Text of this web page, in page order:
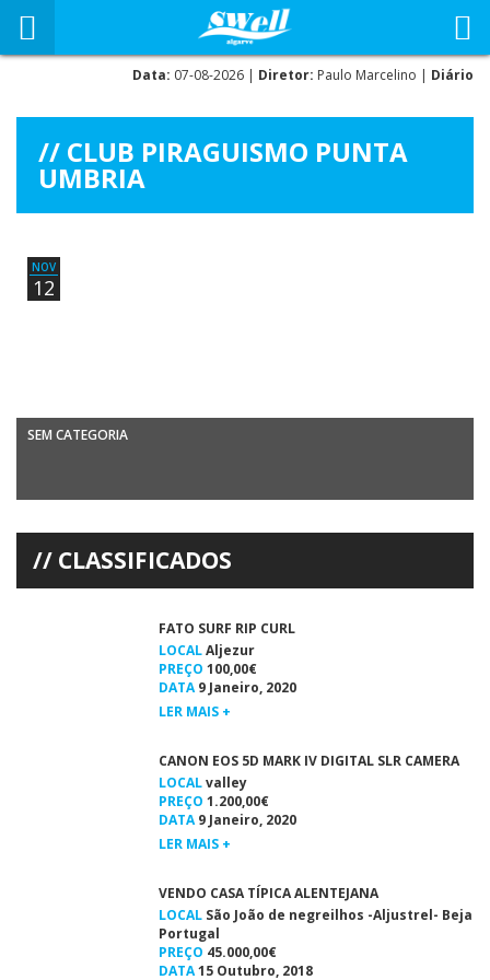
Data: 07-08-2026 | Diretor: Paulo Marcelino | Diário
CLUB PIRAGUISMO PUNTA
UMBRIA
NOV
12
SEM CATEGORIA
Canoagem – XV Subida Internacional do Arade DUELO IBÉRICO NO
Marcelino) […]
CLASSIFICADOS
FATO SURF RIP CURL
LOCALAljezur
PREÇO 100,00€
DATA9 Janeiro, 2020
LER MAIS +
CANON EOS 5D MARK IV DIGITAL SLR CAMERA
LOCALvalley
PREÇO 1.200,00€
DATA9 Janeiro, 2020
LER MAIS +
VENDO CASA TÍPICA ALENTEJANA
LOCAL São João de negreilhos -Aljustrel- Beja
Portugal
PREÇO 45.000,00€
DATA15 Outubro, 2018